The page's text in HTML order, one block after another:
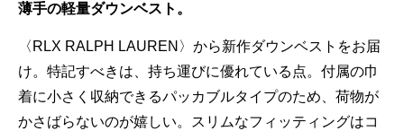
薄手の軽量ダウンベスト。
〈RLX RALPH LAUREN〉から新作ダウンベストをお届
け。特記すべきは、持ち運びに優れている点。付属の巾
着に小さく収納できるパッカブルタイプのため、荷物が
かさばらないのが嬉しい。スリムなフィッティングはコ